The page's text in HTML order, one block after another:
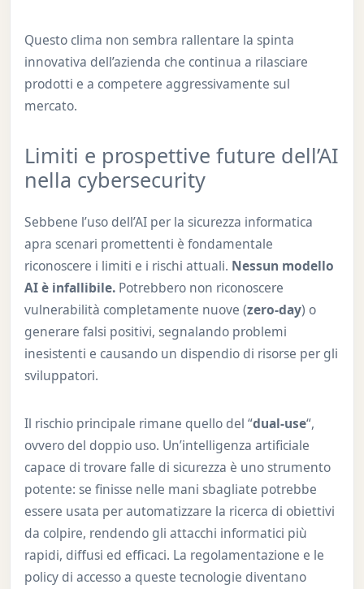
Questo clima non sembra rallentare la spinta
innovativa dell’azienda che continua a rilasciare
prodotti e a competere aggressivamente sul
mercato.
Limiti e prospettive future dell’AI
nella cybersecurity
Sebbene l’uso dell’AI per la sicurezza informatica
apra scenari promettenti è fondamentale
riconoscere i limiti e i rischi attuali. Nessun modello
AI è infallibile.Potrebbero non riconoscere
vulnerabilità completamente nuove (zero-day) o
generare falsi positivi, segnalando problemi
inesistenti e causando un dispendio di risorse per gli
sviluppatori.
Il rischio principale rimane quello del “dual-use“,
ovvero del doppio uso. Un’intelligenza artificiale
capace di trovare falle di sicurezza è uno strumento
potente: se finisse nelle mani sbagliate potrebbe
essere usata per automatizzare la ricerca di obiettivi
da colpire, rendendo gli attacchi informatici più
rapidi, diffusi ed efficaci. La regolamentazione e le
policy di accesso a queste tecnologie diventano